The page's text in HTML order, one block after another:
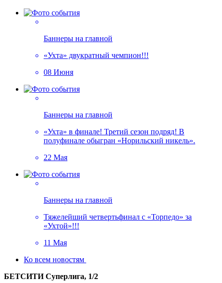
Баннеры на главной
«Ухта» двукратный чемпион!!!
08 Июня
Баннеры на главной
«Ухта» в финале! Третий сезон подряд! В
полуфинале обыгран «Норильский никель».
22 Мая
Баннеры на главной
Тяжелейший четвертьфинал с «Торпедо» за
«Ухтой»!!!
11 Мая
Ко всем новостям
БЕТСИТИ Суперлига, 1/2